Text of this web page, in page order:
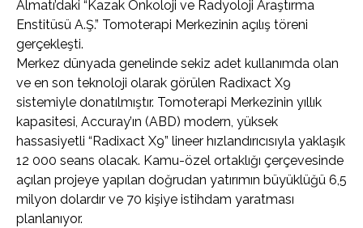
Almatı’daki “Kazak Onkoloji ve Radyoloji Araştırma
Enstitüsü A.Ş.” Tomoterapi Merkezinin açılış töreni
gerçekleşti.
Merkez dünyada genelinde sekiz adet kullanımda olan
ve en son teknoloji olarak görülen Radixact X9
sistemiyle donatılmıştır. Tomoterapi Merkezinin yıllık
kapasitesi, Accuray’ın (ABD) modern, yüksek
hassasiyetli “Radixact X9” lineer hızlandırıcısıyla yaklaşık
12 000 seans olacak. Kamu-özel ortaklığı çerçevesinde
açılan projeye yapılan doğrudan yatırımın büyüklüğü 6,5
milyon dolardır ve 70 kişiye istihdam yaratması
planlanıyor.